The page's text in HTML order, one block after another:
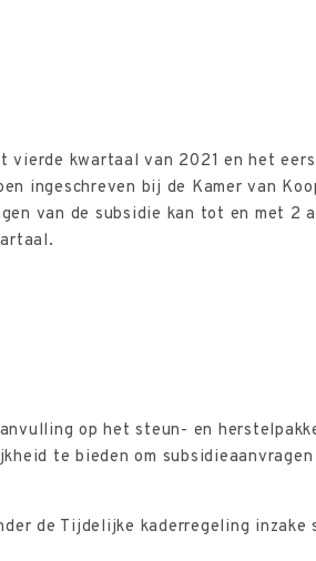
vierde kwartaal van 2021 en het
ingeschreven bij de Kamer van
van de subsidie kan tot en met 2
op het steun- en
te bieden om
de Tijdelijke kaderregeling